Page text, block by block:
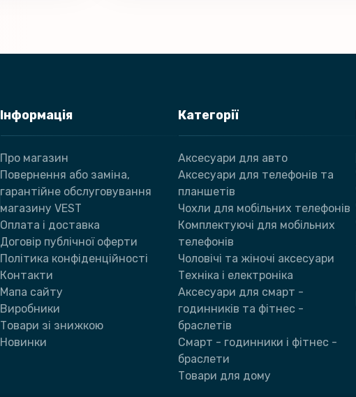
Інформація
Про магазин
Повернення або заміна,
гарантійне обслуговування
магазину VEST
Оплата і доставка
Договір публічної оферти
Політика конфіденційності
Контакти
Мапа сайту
Виробники
Товари зі знижкою
Новинки
Категорії
Аксесуари для авто
Аксесуари для телефонів та
планшетів
Чохли для мобільних телефонів
Комплектуючі для мобільних
телефонів
Чоловічі та жіночі аксесуари
Техніка і електроніка
Аксесуари для смарт -
годинників та фітнес -
браслетів
Смарт - годинники і фітнес -
браслети
Товари для дому